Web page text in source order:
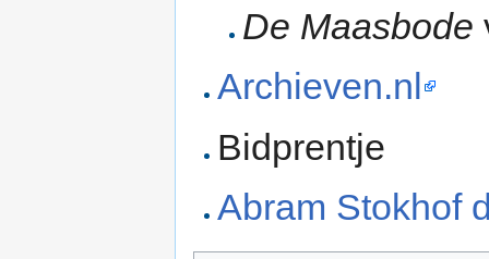
De Maasbode
Archieven.nl
Bidprentje
Abram Stokhof